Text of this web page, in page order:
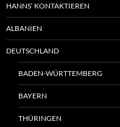
HANNS‘ KONTAKTIEREN
ALBANIEN
DEUTSCHLAND
BADEN-WÜRTTEMBERG
BAYERN
THÜRINGEN